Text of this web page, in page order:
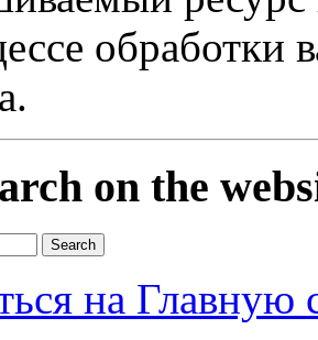
обработки
on the
на Главную